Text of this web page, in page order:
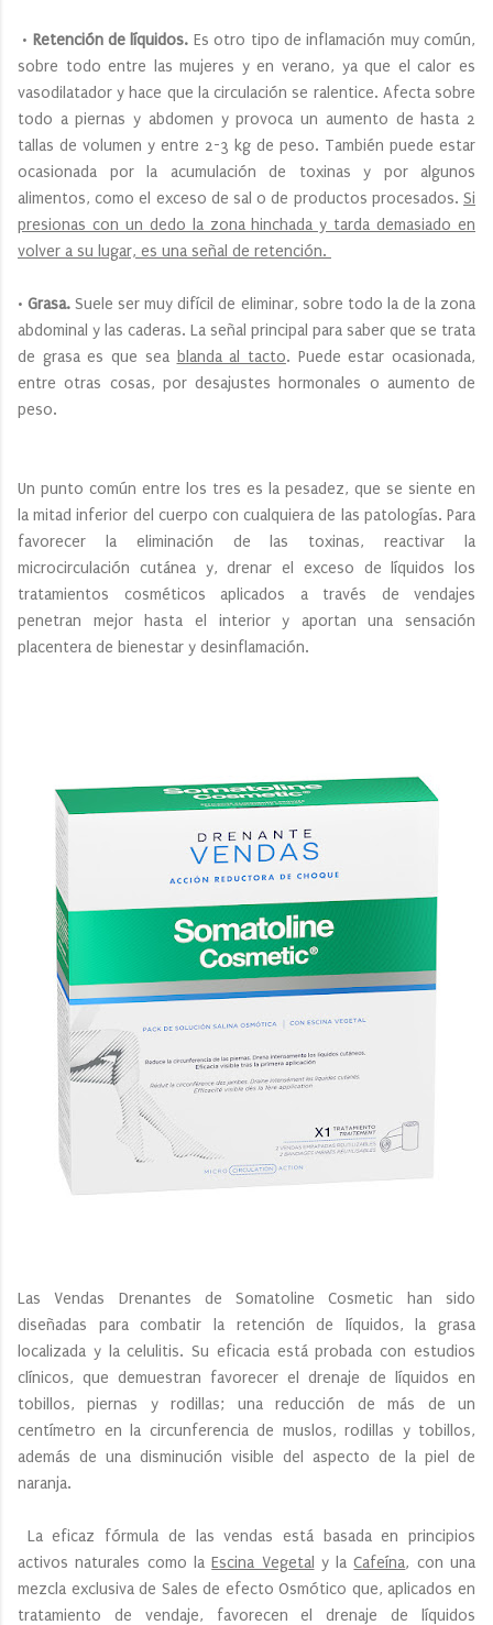
• Retención de líquidos. Es otro tipo de inflamación muy común,
sobre todo entre las mujeres y en verano, ya que el calor es
vasodilatador y hace que la circulación se ralentice. Afecta sobre
todo a piernas y abdomen y provoca un aumento de hasta 2
tallas de volumen y entre 2-3 kg de peso. También puede estar
ocasionada por la acumulación de toxinas y por algunos
alimentos, como el exceso de sal o de productos procesados. Si
presionas con un dedo la zona hinchada y tarda demasiado en
volver a su lugar, es una señal de retención.
•Grasa. Suele ser muy difícil de eliminar, sobre todo la de la zona
abdominal y las caderas. La señal principal para saber que se trata
de grasa es que sea blanda al tacto. Puede estar ocasionada,
entre otras cosas, por desajustes hormonales o aumento de
peso.
Un punto común entre los tres es la pesadez, que se siente en
la mitad inferior del cuerpo con cualquiera de las patologías. Para
favorecer la eliminación de las toxinas, reactivar la
microcirculación cutánea y, drenar el exceso de líquidos los
tratamientos cosméticos aplicados a través de vendajes
penetran mejor hasta el interior y aportan una sensación
placentera de bienestar y desinflamación.
Las Vendas Drenantes de Somatoline Cosmetic han sido
diseñadas para combatir la retención de líquidos, la grasa
localizada y la celulitis. Su eficacia está probada con estudios
clínicos, que demuestran favorecer el drenaje de líquidos en
tobillos, piernas y rodillas; una reducción de más de un
centímetro en la circunferencia de muslos, rodillas y tobillos,
además de una disminución visible del aspecto de la piel de
naranja.
La eficaz fórmula de las vendas está basada en principios
activos naturales como laEscina Vegetal y laCafeína, con una
mezcla exclusiva de Sales de efecto Osmótico que, aplicados en
tratamiento de vendaje, favorecen el drenaje de líquidos